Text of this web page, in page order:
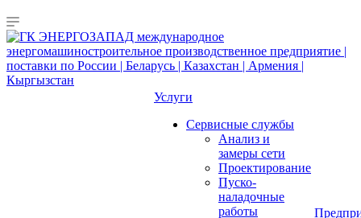
Услуги
Сервисные службы
Анализ и
замеры сети
Проектирование
Пуско-
наладочные
работы